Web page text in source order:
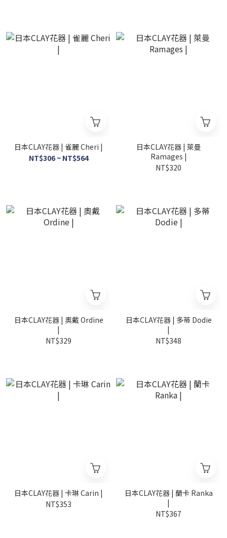
日本CLAY花器 | 雀麗 Cheri |
NT$306 ~ NT$564
日本CLAY花器 | 萊曼
Ramages |
NT$320
日本CLAY花器 | 奧戴 Ordine
|
NT$329
日本CLAY花器 | 多蒂 Dodie
|
NT$348
日本CLAY花器 | 卡琳 Carin |
NT$353
日本CLAY花器 | 蘭卡 Ranka
|
NT$367